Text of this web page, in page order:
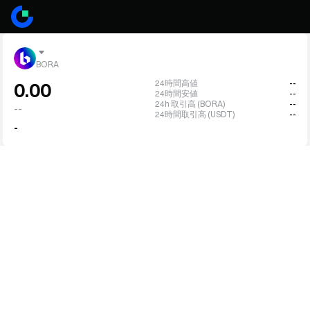
BORA
0.00
--
-
24時間高値
--
24時間安値
--
24h 取引高 (BORA)
--
24時間取引高 (USDT)
--